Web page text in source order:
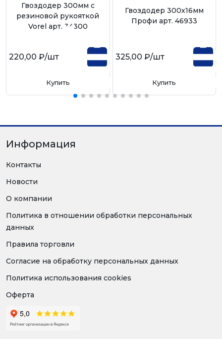
Гвоздодер 300мм с
резиновой рукояткой
Vorel арт. 34300
220,00 ₽/шт
Купить
Гвоздодер 300х16мм
Профи арт. 46933
325,00 ₽/шт
Купить
Информация
Контакты
Новости
О компании
Политика в отношении обработки персональных
данных
Правила торговли
Согласие на обработку персональных данных
Политика использования cookies
Оферта